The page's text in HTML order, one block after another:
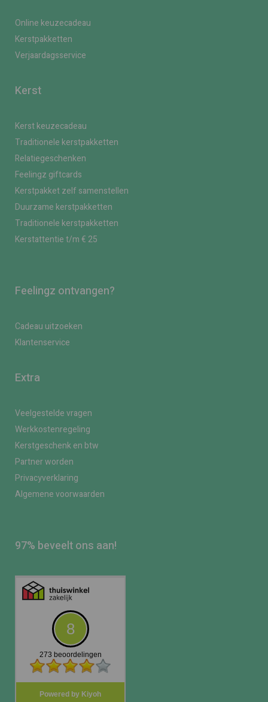
Online keuzecadeau
Kerstpakketten
Verjaardagsservice
Kerst
Kerst keuzecadeau
Traditionele kerstpakketten
Relatiegeschenken
Feelingz giftcards
Kerstpakket zelf samenstellen
Duurzame kerstpakketten
Traditionele kerstpakketten
Kerstattentie t/m € 25
Feelingz ontvangen?
Cadeau uitzoeken
Klantenservice
Extra
Veelgestelde vragen
Werkkostenregeling
Kerstgeschenk en btw
Partner worden
Privacyverklaring
Algemene voorwaarden
97% beveelt ons aan!